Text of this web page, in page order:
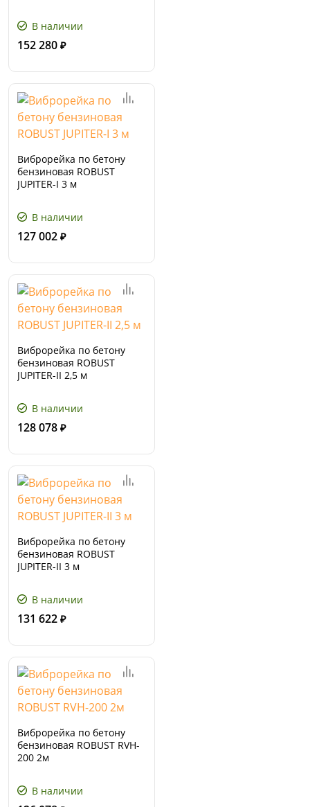
В наличии
152 280 ₽
Виброрейка по бетону
бензиновая ROBUST
JUPITER-I 3 м
В наличии
127 002 ₽
Виброрейка по бетону
бензиновая ROBUST
JUPITER-II 2,5 м
В наличии
128 078 ₽
Виброрейка по бетону
бензиновая ROBUST
JUPITER-II 3 м
В наличии
131 622 ₽
Виброрейка по бетону
бензиновая ROBUST RVH-
200 2м
В наличии